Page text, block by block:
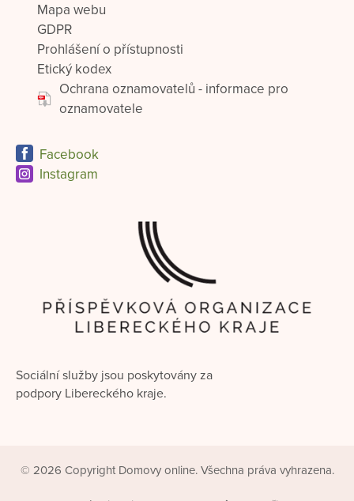
Mapa webu
GDPR
Prohlášení o přístupnosti
Etický kodex
Ochrana oznamovatelů - informace pro
oznamovatele
Facebook
Instagram
Sociální služby jsou poskytovány za
podpory Libereckého kraje.
© 2026 Copyright Domovy online. Všechna práva vyhrazena.